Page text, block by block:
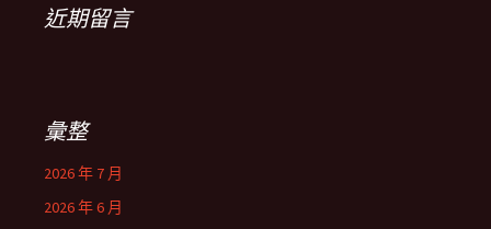
近期留言
彙整
2026 年 7 月
2026 年 6 月